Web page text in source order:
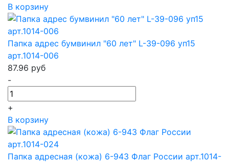
В корзину
Папка адрес бумвинил "60 лет" L-39-096 уп15
арт.1014-006
87.96 руб
-
+
В корзину
Папка адресная (кожа) 6-943 Флаг России арт.1014-